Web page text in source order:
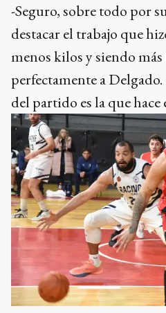
-Seguro, sobre todo por
destacar el trabajo que
menos kilos y siendo más
perfectamente a
del partido es la que